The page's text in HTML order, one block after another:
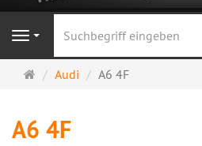
Navigation
Startseite
Audi A6 4F
A6 4F